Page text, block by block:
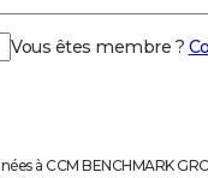
Vous êtes membre ?
à CCM BENCHMARK